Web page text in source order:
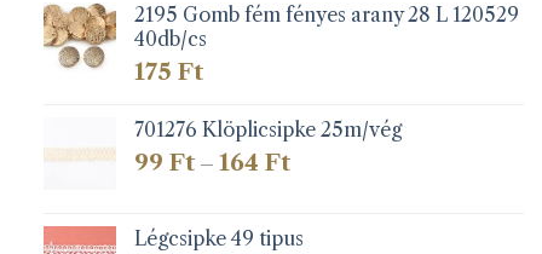
2195 Gomb fém fényes arany 28 L 120529
40db/cs
175 Ft
701276 Klöplicsipke 25m/vég
99 Ft – 164 FtÁrtartomány:
164 Ft
Légcsipke 49 tipus